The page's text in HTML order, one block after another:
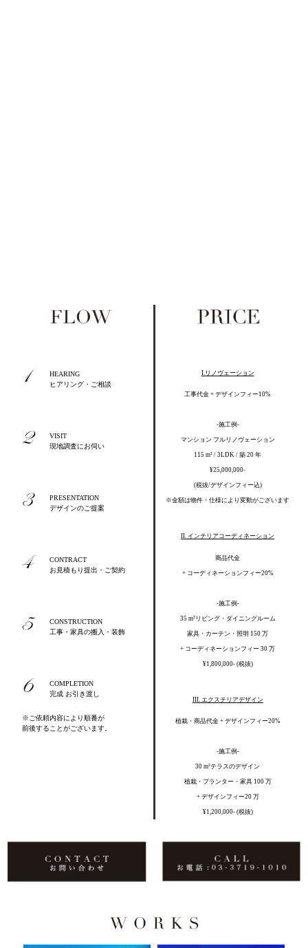
HEARING
ヒアリング・ご相談
VISIT
現地調査にお伺い
PRESENTATION
デザインのご提案
CONTRACT
お見積もり提出・ご契約
CONSTRUCTION
工事・家具の搬入・装飾
COMPLETION
完成 お引き渡し
※ご依頼内容により順番が
前後することがございます。
I.リノヴェーション
工事代金 + デザインフィー10%
-施工例-
マンション フルリノヴェーション
115 m² / 3LDK / 築 20 年
¥25,000,000-
(税抜/デザインフィー込)
※金額は物件・仕様により変動がございます
II. インテリアコーディネーション
商品代金
+ コーディネーションフィー20%
-施工例-
35 m²リビング・ダイニングルーム
家具・カーテン・照明 150 万
+ コーディネーションフィー 30 万
¥1,800,000- (税抜)
III. エクステリアデザイン
植栽・商品代金 + デザインフィー20%
-施工例-
30 m²テラスのデザイン
植栽・プランター・家具 100 万
+ デザインフィー20 万
¥1,200,000- (税抜)